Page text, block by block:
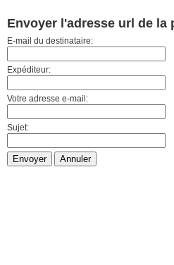
Envoyer l'adresse url de la
E-mail du destinataire:
Expéditeur:
Votre adresse e-mail:
Sujet:
Envoyer Annuler